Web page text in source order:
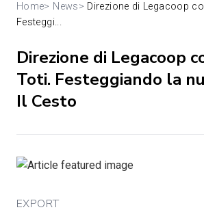
Home> News> Direzione di Legacoop
Festeggi...
Direzione di Legacoop
Toti. Festeggiando la
Il Cesto
EXPORT